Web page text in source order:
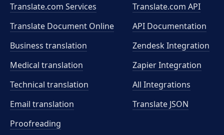
Translate.com Services
Translate Document Online
Business translation
Medical translation
Technical translation
Email translation
Proofreading
Translate.com API
API Documentation
Zendesk Integration
Zapier Integration
All Integrations
Translate JSON